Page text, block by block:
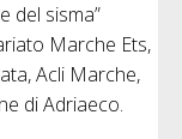
del sisma”
Marche Ets,
Acli Marche,
di Adriaeco.